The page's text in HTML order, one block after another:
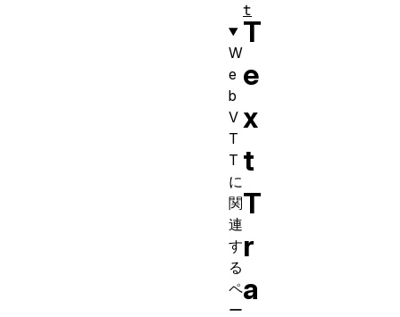
T
e
x
t
T
r
a
t
W
e
b
V
T
T
に
関
連
す
る
ペ
ー